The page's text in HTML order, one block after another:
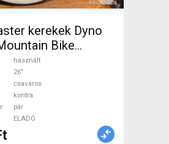
kerekek Dyno
Bike
MTB Kerék / Felni /
ELADÓ
használt
26"
csavaros
kontra
pár
ELADÓ